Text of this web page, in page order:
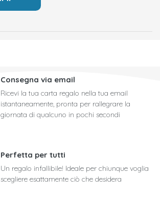
Consegna via email
Ricevi la tua carta regalo nella tua email
istantaneamente, pronta per rallegrare la
giornata di qualcuno in pochi secondi
Perfetta per tutti
Un regalo infallibile! Ideale per chiunque voglia
scegliere esattamente ciò che desidera